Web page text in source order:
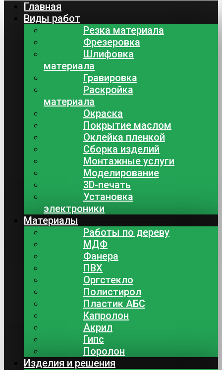
Главная
Виды работ
Резка материала
Фрезеровка
Шлифовка
материала
Гравировка
Раскройка
материала
Окраска
Покрытие маслом
Оклейка пленкой
Сборка изделий
Монтажные услуги
Моделирование
3D-печать
Установка
электроники
Материалы
Работы по дереву
МДФ
Фанера
ПВХ
Оргстекло
Полистирол
Пластик АБС
Капролон
Акрил
Гипс
Поролон
Изделия и решения